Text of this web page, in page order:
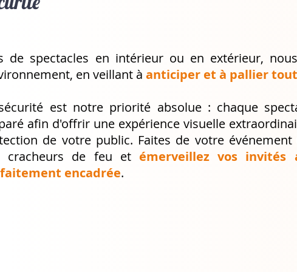
de spectacles en intérieur ou en extérieur,
en veillant à anticiper et à pallier
est notre priorité absolue : chaque
afin d'offrir une expérience visuelle
de votre public. Faites de votre
cracheurs de feu etémerveillez vos invités
encadrée.